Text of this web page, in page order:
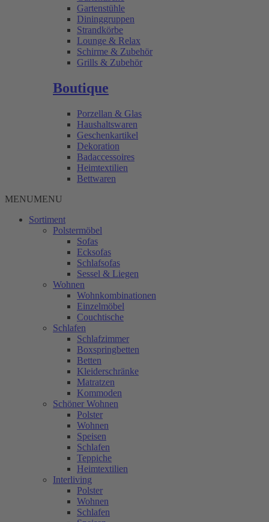
Gartenstühle
Dininggruppen
Strandkörbe
Lounge & Relax
Schirme & Zubehör
Grills & Zubehör
Boutique
Porzellan & Glas
Haushaltswaren
Geschenkartikel
Dekoration
Badaccessoires
Heimtextilien
Bettwaren
MENUMENU
Sortiment
Polstermöbel
Sofas
Ecksofas
Schlafsofas
Sessel & Liegen
Wohnen
Wohnkombinationen
Einzelmöbel
Couchtische
Schlafen
Schlafzimmer
Boxspringbetten
Betten
Kleiderschränke
Matratzen
Kommoden
Schöner Wohnen
Polster
Wohnen
Speisen
Schlafen
Teppiche
Heimtextilien
Interliving
Polster
Wohnen
Schlafen